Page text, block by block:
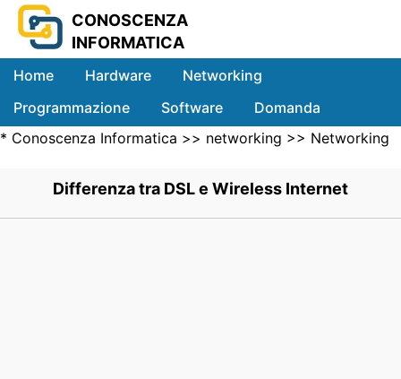
CONOSCENZA
INFORMATICA
Home Hardware
Networking
Programmazione
Software
Domanda
Sistemi
* Conoscenza Informatica >> networking >> Networking
Differenza tra DSL e Wireless Internet